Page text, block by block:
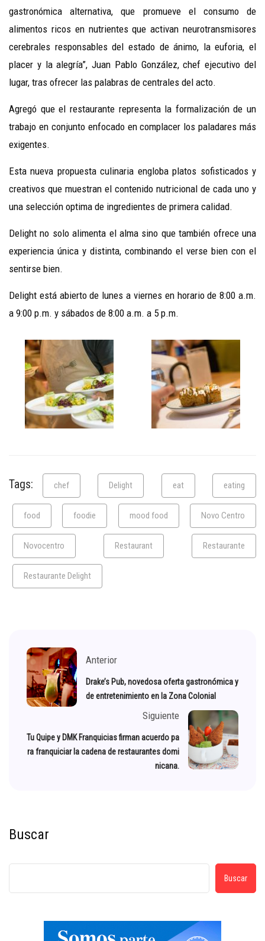
gastronómica alternativa, que promueve el consumo de
alimentos ricos en nutrientes que activan neurotransmisores
cerebrales responsables del estado de ánimo, la euforia, el
placer y la alegría”, Juan Pablo González, chef ejecutivo del
lugar, tras ofrecer las palabras de centrales del acto.
Agregó que el restaurante representa la formalización de un
trabajo en conjunto enfocado en complacer los paladares más
exigentes.
Esta nueva propuesta culinaria engloba platos sofisticados y
creativos que muestran el contenido nutricional de cada uno y
una selección optima de ingredientes de primera calidad.
Delight no solo alimenta el alma sino que también ofrece una
experiencia única y distinta, combinando el verse bien con el
sentirse bien.
Delight está abierto de lunes a viernes en horario de 8:00 a.m.
a 9:00 p.m. y sábados de 8:00 a.m. a 5 p.m.
Tags: chef Delight eat eating
food foodie mood food Novo Centro
Novocentro Restaurant Restaurante
Restaurante Delight
Anterior
Drake’s Pub, novedosa oferta gastronómica y
de entretenimiento en la Zona Colonial
Siguiente
Tu Quipe y DMK Franquicias firman acuerdo pa
ra franquiciar la cadena de restaurantes domi
nicana.
Buscar
Buscar